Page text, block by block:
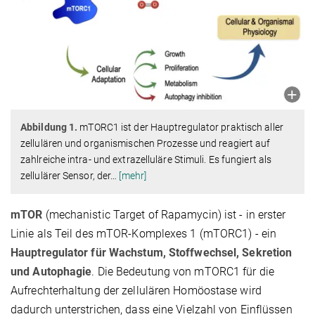
Abbildung 1. mTORC1 ist der Hauptregulator praktisch aller
zellulären und organismischen Prozesse und reagiert auf
zahlreiche intra- und extrazelluläre Stimuli. Es fungiert als
zellulärer Sensor, der… [mehr]
mTOR (mechanistic Target of Rapamycin) ist - in erster
Linie als Teil des mTOR-Komplexes 1 (mTORC1) - ein
Hauptregulator für Wachstum, Stoffwechsel, Sekretion
und Autophagie. Die Bedeutung von mTORC1 für die
Aufrechterhaltung der zellulären Homöostase wird
dadurch unterstrichen, dass eine Vielzahl von Einflüssen